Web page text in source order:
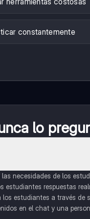
constantemente
lo
necesidades de los
respuestas
estudiantes a través de
en el chat y una